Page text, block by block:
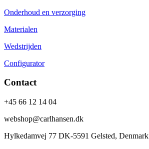
Onderhoud en verzorging
Materialen
Wedstrijden
Configurator
Contact
+45 66 12 14 04
webshop@carlhansen.dk
Hylkedamvej 77 DK-5591 Gelsted, Denmark